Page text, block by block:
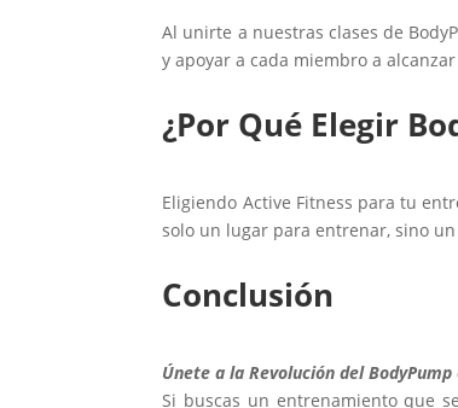
Al unirte a nuestras clases de
y apoyar a cada miembro a
¿Por Qué Elegir
Eligiendo Active Fitness para tu
solo un lugar para entrenar, sino
Conclusión
Únete a la Revolución del
Si buscas un entrenamiento que